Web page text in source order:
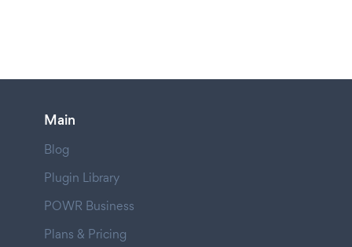
Main
Blog
Plugin Library
POWR Business
Plans & Pricing